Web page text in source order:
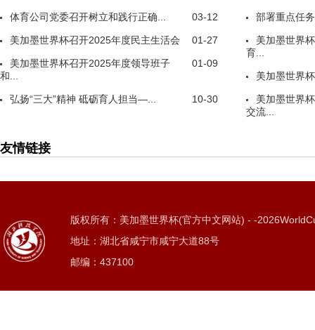
03-12
体育公司党委召开树立和践行正确...
01-27
美加墨世界杯召开2025年度民主生活会
01-09
美加墨世界杯召开2025年度领导班子
和...
10-30
弘扬“三大”精神 砥砺育人担当—...
部署重点任
美加墨世界
育...
美加墨世界
美加墨世界
交流...
友情链接
版权所有：美加墨世界杯(官方中文网站) - -
地址：湖北省咸宁市咸宁大道88号
邮编：437100